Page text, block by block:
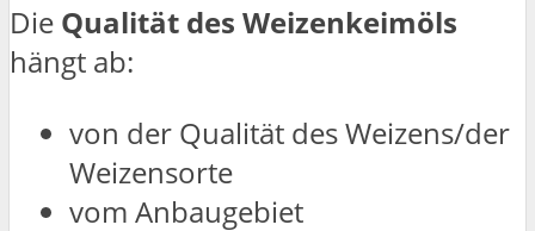
Die Qualität des Weizenkeimöls
hängt ab:
von der Qualität des Weizens/der
Weizensorte
vom Anbaugebiet